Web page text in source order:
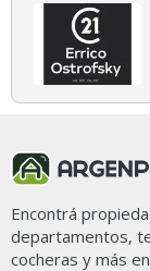
Encontrá
departamentos,
cocheras y más